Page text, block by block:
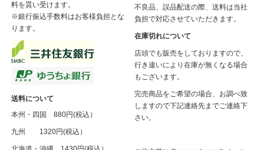
料を貰い受けます。
※銀行振込手数料はお客様負担とな
ります。
送料について
本州・四国 880円(税込）
九州 1320円(税込）
不良品、誤品配送の際、送料は当社
負担で対応させていただきます。
在庫切れについて
店頭でも販売をしておりますので、
行き違いにより在庫が無くなる場合
もございます。
完売商品をご希望の場合、お調べ致
しますので下記連絡先までご連絡下
さい。